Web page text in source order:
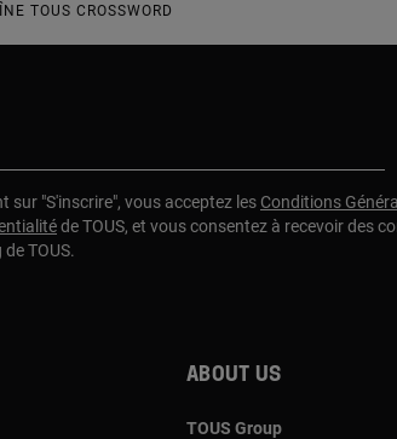
TOUS CROSSWORD
sur "S'inscrire", vous acceptez les Conditions
de TOUS, et vous consentez à recevoir des
TOUS.
About us
TOUS Group